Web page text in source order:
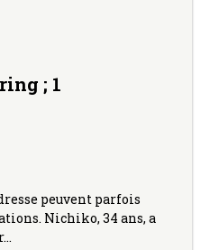
; 1
peuvent parfois
Nichiko, 34 ans, a